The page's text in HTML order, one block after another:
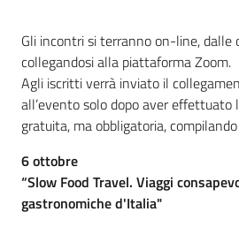
Seguici
Cos'è
Gli incontri si terranno on-line, dalle
collegandosi alla piattaforma Zoom.
Agli iscritti verrà inviato il
all’evento solo dopo aver effettuato
gratuita, ma obbligatoria,
6ottobre
“Slow Food Travel. Viaggi
gastronomiche d'Italia"